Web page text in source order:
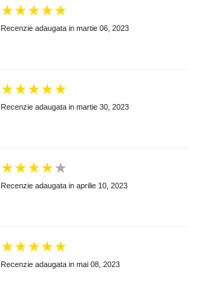
★★★★★
Recenzie adaugata in martie 06, 2023
★★★★★
Recenzie adaugata in martie 30, 2023
★★★★★
Recenzie adaugata in aprilie 10, 2023
★★★★★
Recenzie adaugata in mai 08, 2023